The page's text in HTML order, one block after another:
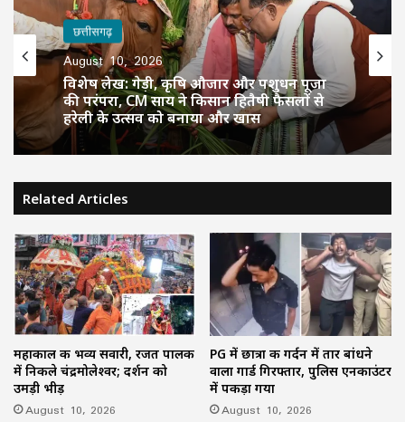
छत्तीसगढ़
August 10, 2026
विशेष लेख: गेड़ी, कृषि औजार और पशुधन पूजा
की परंपरा, CM साय ने किसान हितैषी फैसलों से
हरेली के उत्सव को बनाया और खास
Related Articles
महाकाल की भव्य सवारी, रजत पालकी
में निकले चंद्रमोलेश्वर; दर्शन को
उमड़ी भीड़
August 10, 2026
PG में छात्रा की गर्दन में तार बांधने
वाला गार्ड गिरफ्तार, पुलिस एनकाउंटर
में पकड़ा गया
August 10, 2026